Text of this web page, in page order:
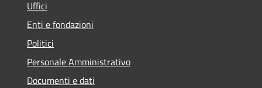
Uffici
Enti e fondazioni
Politici
Personale Amministrativo
Documenti e dati